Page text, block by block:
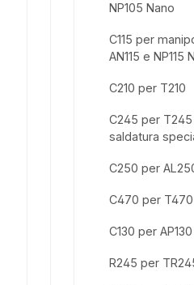
NP105 Nano
C115 per
AN115 e NP115
C210 per T210
C245 per
saldatura
C250 per
C470 per T470
C130 per AP130
R245 per